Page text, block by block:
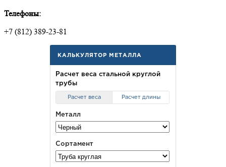
Телефоны:
+7 (812) 389-23-81